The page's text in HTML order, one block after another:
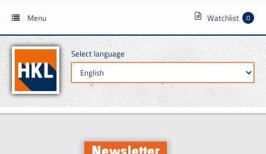
Select language
Menu Watchlist 0